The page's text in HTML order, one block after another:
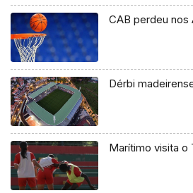
CAB perdeu
Dérbi
Marítimo visita o